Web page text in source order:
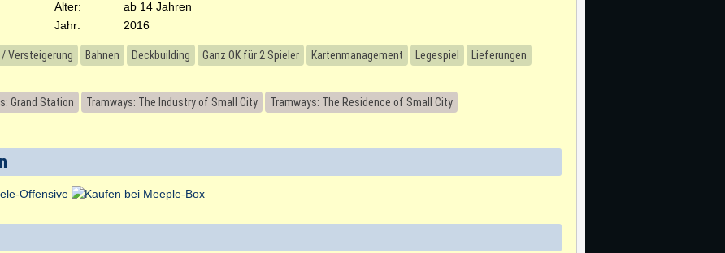
Alter:
ab 14 Jahren
Jahr:
2016
Versteigerung Bahnen Deckbuilding Ganz OK für 2 Spieler Kartenmanagement Legespiel
Lieferungen
Grand Station Tramways: The Industry of Small City
Tramways: The Residence of Small City